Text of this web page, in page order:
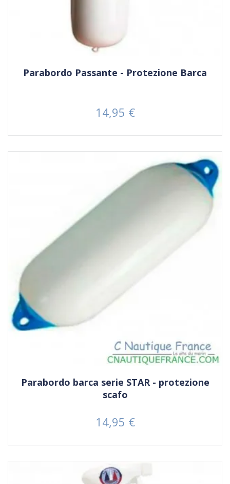
Parabordo Passante - Protezione Barca
Prezzo
14,95 €
Parabordo barca serie STAR - protezione
scafo
Prezzo
14,95 €